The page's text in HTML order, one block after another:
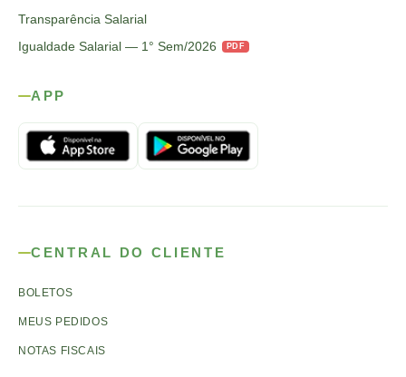
Transparência Salarial
Igualdade Salarial — 1° Sem/2026
PDF
APP
CENTRAL DO CLIENTE
BOLETOS
MEUS PEDIDOS
NOTAS FISCAIS